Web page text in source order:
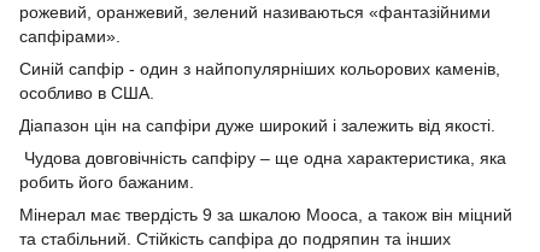
рожевий, оранжевий, зелений називаються «фантазійними
сапфірами».
Синій сапфір - один з найпопулярніших кольорових каменів,
особливо в США.
Діапазон цін на сапфіри дуже широкий і залежить від якості.
Чудова довговічність сапфіру – ще одна характеристика, яка
робить його бажаним.
Мінерал має твердість 9 за шкалою Мооса, а також він міцний
та стабільний. Стійкість сапфіра до подряпин та інших